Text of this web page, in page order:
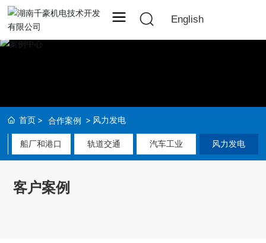
English
船厂和港口 轨道交通 汽车工业 风力发电
首页 合作案例 风力发电
客户案例